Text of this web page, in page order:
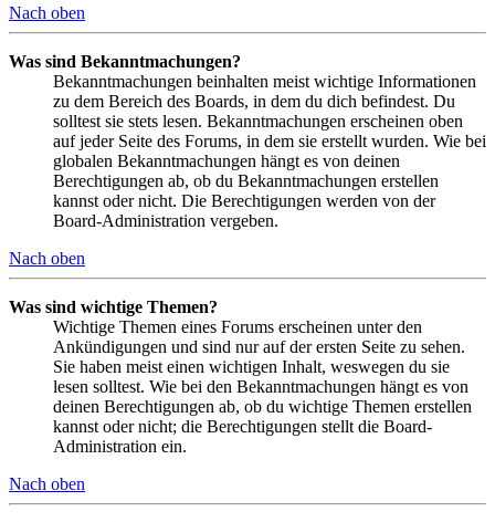
Nach oben
Was sind Bekanntmachungen?
Bekanntmachungen beinhalten meist wichtige Informationen
zu dem Bereich des Boards, in dem du dich befindest. Du
solltest sie stets lesen. Bekanntmachungen erscheinen oben
auf jeder Seite des Forums, in dem sie erstellt wurden. Wie bei
globalen Bekanntmachungen hängt es von deinen
Berechtigungen ab, ob du Bekanntmachungen erstellen
kannst oder nicht. Die Berechtigungen werden von der
Board-Administration vergeben.
Nach oben
Was sind wichtige Themen?
Wichtige Themen eines Forums erscheinen unter den
Ankündigungen und sind nur auf der ersten Seite zu sehen.
Sie haben meist einen wichtigen Inhalt, weswegen du sie
lesen solltest. Wie bei den Bekanntmachungen hängt es von
deinen Berechtigungen ab, ob du wichtige Themen erstellen
kannst oder nicht; die Berechtigungen stellt die Board-
Administration ein.
Nach oben